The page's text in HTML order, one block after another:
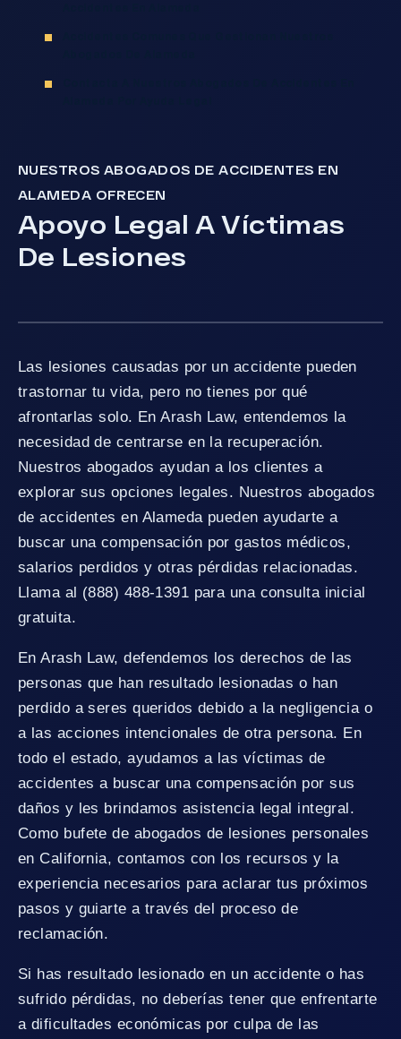
NUESTROS ABOGADOS DE ACCIDENTES EN
ALAMEDA OFRECEN
Apoyo Legal A Víctimas
De Lesiones
Las lesiones causadas por un accidente pueden
trastornar tu vida, pero no tienes por qué
afrontarlas solo. En Arash Law, entendemos la
necesidad de centrarse en la recuperación.
Nuestros abogados ayudan a los clientes a
explorar sus opciones legales. Nuestros abogados
de accidentes en Alameda pueden ayudarte a
buscar una compensación por gastos médicos,
salarios perdidos y otras pérdidas relacionadas.
Llama al (888) 488-1391 para una consulta inicial
gratuita.
En Arash Law, defendemos los derechos de las
personas que han resultado lesionadas o han
perdido a seres queridos debido a la negligencia o
a las acciones intencionales de otra persona. En
todo el estado, ayudamos a las víctimas de
accidentes a buscar una compensación por sus
daños y les brindamos asistencia legal integral.
Como bufete de abogados de lesiones personales
en California, contamos con los recursos y la
experiencia necesarios para aclarar tus próximos
pasos y guiarte a través del proceso de
reclamación.
Si has resultado lesionado en un accidente o has
sufrido pérdidas, no deberías tener que enfrentarte
a dificultades económicas por culpa de las